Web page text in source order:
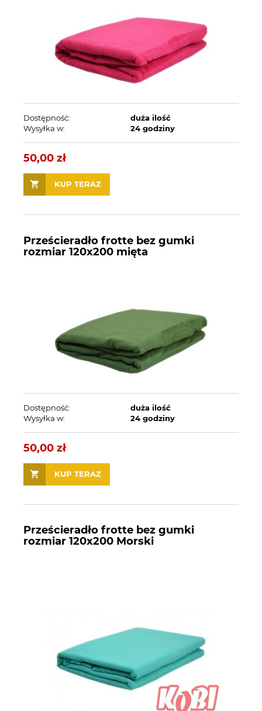
Dostępność:
duża ilość
Wysyłka w:
24 godziny
50,00 zł
KUP TERAZ
Prześcieradło frotte bez gumki
rozmiar 120x200 mięta
Dostępność:
duża ilość
Wysyłka w:
24 godziny
50,00 zł
KUP TERAZ
Prześcieradło frotte bez gumki
rozmiar 120x200 Morski